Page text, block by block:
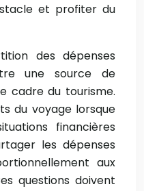
et profiter du
des dépenses
une source de
cadre du tourisme.
du voyage lorsque
financières
les dépenses
aux
questions doivent